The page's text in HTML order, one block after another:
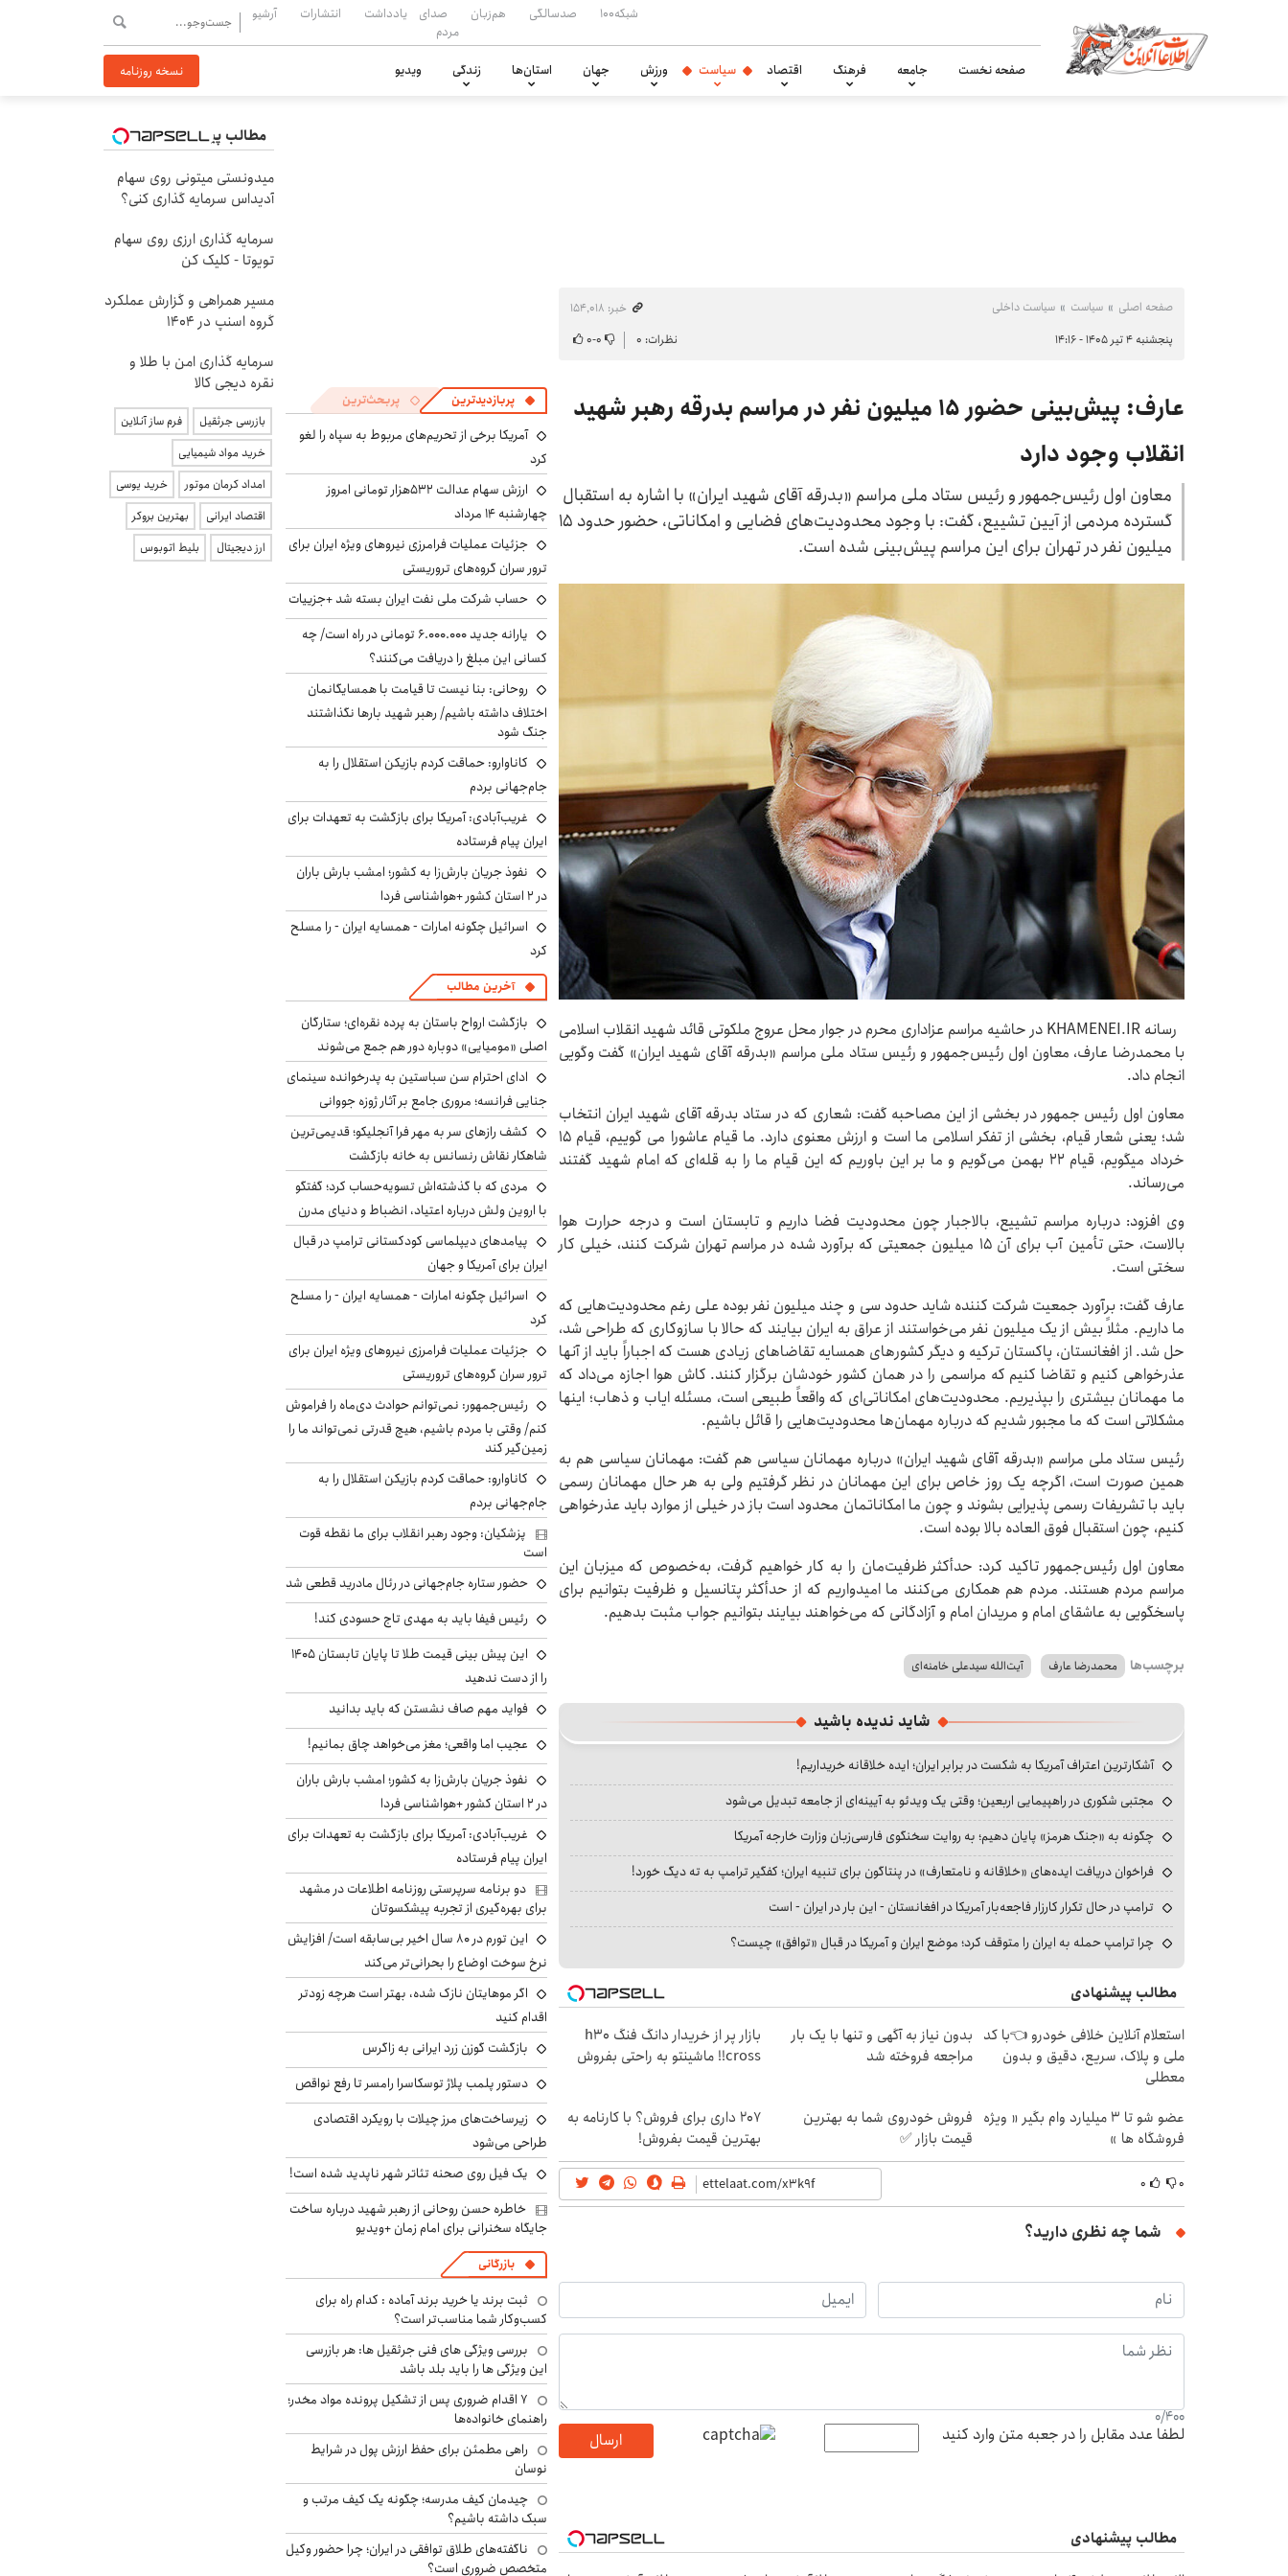
شبکه۱۰۰ صدسالگی هم‌زبان
صدای
مردم
یادداشت انتشارات آرشیو
صفحه نخست جامعه فرهنگ اقتصاد سیاست ورزش جهان استان‌ها زندگی ویدیو نسخه روزنامه
صفحه اصلی سیاست سیاست داخلی
خبر: ۱۵۴٬۰۱۸
پنجشنبه ۴ تیر ۱۴۰۵ - ۱۴:۱۶
نظرات: ۰ ۰-۰
عارف: پیش‌بینی حضور ۱۵ میلیون نفر در مراسم بدرقه رهبر شهید
انقلاب وجود دارد
معاون اول رئیس‌جمهور و رئیس ستاد ملی مراسم «بدرقه آقای شهید ایران» با اشاره به استقبال
گسترده مردمی از آیین تشییع، گفت: با وجود محدودیت‌های فضایی و امکاناتی، حضور حدود ۱۵
میلیون نفر در تهران برای این مراسم پیش‌بینی شده است.
رسانه KHAMENEI.IR در حاشیه مراسم عزاداری محرم در جوار محل عروج ملکوتی قائد شهید انقلاب اسلامی
با محمدرضا عارف، معاون اول رئیس‌جمهور و رئیس ستاد ملی مراسم «بدرقه آقای شهید ایران» گفت وگویی
انجام داد.
معاون اول رئیس جمهور در بخشی از این مصاحبه گفت: شعاری که در ستاد بدرقه آقای شهید ایران انتخاب
شد؛ یعنی شعار قیام، بخشی از تفکر اسلامی ما است و ارزش معنوی دارد. ما قیام عاشورا می گوییم، قیام ۱۵
خرداد میگویم، قیام ۲۲ بهمن می‌گویم و ما بر این باوریم که این قیام ما را به قله‌ای که امام شهید گفتند
می‌رساند.
وی افزود: درباره مراسم تشییع، بالاجبار چون محدودیت فضا داریم و تابستان است و درجه حرارت هوا
بالاست، حتی تأمین آب برای آن ۱۵ میلیون جمعیتی که برآورد شده در مراسم تهران شرکت کنند، خیلی کار
سختی است.
عارف گفت: برآورد جمعیت شرکت کننده شاید حدود سی و چند میلیون نفر بوده علی رغم محدودیت‌هایی که
ما داریم. مثلاً بیش از یک میلیون نفر می‌خواستند از عراق به ایران بیایند که حالا با سازوکاری که طراحی شد،
حل شد. از افغانستان، پاکستان ترکیه و دیگر کشورهای همسایه تقاضاهای زیادی هست که اجباراً باید از آنها
عذرخواهی کنیم و تقاضا کنیم که مراسمی را در همان کشور خودشان برگزار کنند. کاش هوا اجازه می‌داد که
ما مهمانان بیشتری را بپذیریم. محدودیت‌های امکاناتی‌ای که واقعاً طبیعی است، مسئله ایاب و ذهاب؛ اینها
مشکلاتی است که ما مجبور شدیم که درباره مهمان‌ها محدودیت‌هایی را قائل باشیم.
رئیس ستاد ملی مراسم «بدرقه آقای شهید ایران» درباره مهمانان سیاسی هم گفت: مهمانان سیاسی هم به
همین صورت است، اگرچه یک روز خاص برای این مهمانان در نظر گرفتیم ولی به هر حال مهمانان رسمی
باید با تشریفات رسمی پذیرایی بشوند و چون ما امکاناتمان محدود است باز در خیلی از موارد باید عذرخواهی
کنیم، چون استقبال فوق العاده بالا بوده است.
معاون اول رئیس‌جمهور تاکید کرد: حدأکثر ظرفیت‌مان را به کار خواهیم گرفت، به‌خصوص که میزبان این
مراسم مردم هستند. مردم هم همکاری می‌کنند ما امیدواریم که از حدأکثر پتانسیل و ظرفیت بتوانیم برای
پاسخگویی به عاشقای امام و مریدان امام و آزادگانی که می‌خواهند بیایند بتوانیم جواب مثبت بدهیم.
برچسب‌ها محمدرضا عارف آیت‌الله سیدعلی خامنه‌ای
شاید ندیده باشید
آشکارترین اعتراف آمریکا به شکست در برابر ایران؛ ایده خلاقانه خریداریم!
مجتبی شکوری در راهپیمایی اربعین؛ وقتی یک ویدئو به آیینه‌ای از جامعه تبدیل می‌شود
چگونه به «جنگ هرمز» پایان دهیم؛ به روایت سخنگوی فارسی‌زبان وزارت خارجه آمریکا
فراخوان دریافت ایده‌های «خلاقانه و نامتعارف» در پنتاگون برای تنبیه ایران؛ کفگیر ترامپ به ته دیگ خورد!
ترامپ در حال تکرار کارزار فاجعه‌بار آمریکا در افغانستان - این بار در ایران - است
چرا ترامپ حمله به ایران را متوقف کرد؛ موضع ایران و آمریکا در قبال «توافق» چیست؟
مطالب پیشنهادی
استعلام آنلاین خلافی خودرو 👈با کد
ملی و پلاک، سریع، دقیق و بدون
معطلی
بدون نیاز به آگهی و تنها با یک بار
مراجعه فروخته شد
بازار پر از خریدار دانگ فنگ h30
cross!! ماشینتو به راحتی بفروش
عضو شو تا 3 میلیارد وام بگیر « ویژه
فروشگاه ها »
فروش خودروی شما به بهترین
قیمت بازار ✅
207 داری برای فروش؟ با کارنامه به
بهترین قیمت بفروش!
۰ ۰
شما چه نظری دارید؟
0/400
لطفا عدد مقابل را در جعبه متن وارد کنید ارسال
مطالب پیشنهادی
پربازدیدترین پربحث‌ترین
آمریکا برخی از تحریم‌های مربوط به سپاه را لغو
کرد
ارزش سهام عدالت ۵۳۲هزار تومانی امروز
چهارشنبه ۱۴ مرداد
جزئیات عملیات فرامرزی نیروهای ویژه ایران برای
ترور سران گروه‌های تروریستی
حساب‌ شرکت ملی نفت ایران بسته شد +جزییات
یارانه جدید ۶.۰۰۰.۰۰۰ تومانی در راه است/ چه
کسانی این مبلغ را دریافت می‌کنند؟
روحانی: بنا نیست تا قیامت با همسایگانمان
اختلاف داشته باشیم/ رهبر شهید بارها نگذاشتند
جنگ شود
کاناوارو: حماقت کردم بازیکن استقلال را به
جام‌جهانی بردم
غریب‌آبادی: آمریکا برای بازگشت به تعهدات برای
ایران پیام فرستاده
نفوذ جریان بارش‌زا به کشور؛ امشب بارش باران
در ۲ استان کشور +هواشناسی فردا
اسرائیل چگونه امارات - همسایه ایران - را مسلح
کرد
آخرین مطالب
بازگشت ارواح باستان به پرده نقره‌ای؛ ستارگان
اصلی «مومیایی» دوباره دور هم جمع می‌شوند
ادای احترام سن سباستین به پدرخوانده سینمای
جنایی فرانسه؛ مروری جامع بر آثار ژوزه جووانی
کشف رازهای سر به مهر فرا آنجلیکو؛ قدیمی‌ترین
شاهکار نقاش رنسانس به خانه بازگشت
مردی که با گذشته‌اش تسویه‌حساب کرد؛ گفتگو
با اروین ولش درباره اعتیاد، انضباط و دنیای مدرن
پیامدهای دیپلماسی کودکستانی ترامپ در قبال
ایران برای آمریکا و جهان
اسرائیل چگونه امارات - همسایه ایران - را مسلح
کرد
جزئیات عملیات فرامرزی نیروهای ویژه ایران برای
ترور سران گروه‌های تروریستی
رئیس‌جمهور: نمی‌توانم حوادث دی‌ماه را فراموش
کنم/ وقتی با مردم باشیم، هیچ قدرتی نمی‌تواند ما را
زمین‌گیر کند
کاناوارو: حماقت کردم بازیکن استقلال را به
جام‌جهانی بردم
پزشکیان: وجود رهبر انقلاب برای ما نقطه قوت
است
حضور ستاره جام‌جهانی در رئال مادرید قطعی شد
رئیس فیفا باید به مهدی تاج حسودی کند!
این پیش بینی قیمت طلا تا پایان تابستان ۱۴۰۵
را از دست ندهید
فواید مهم صاف نشستن که باید بدانید
عجیب اما واقعی؛ مغز می‌خواهد چاق بمانیم!
نفوذ جریان بارش‌زا به کشور؛ امشب بارش باران
در ۲ استان کشور +هواشناسی فردا
غریب‌آبادی: آمریکا برای بازگشت به تعهدات برای
ایران پیام فرستاده
دو برنامه سرپرستی روزنامه اطلاعات در مشهد
برای بهره‌گیری از تجربه پیشکسوتان
این تورم در ۸۰ سال اخیر بی‌سابقه است/ افزایش
نرخ سوخت اوضاع را بحرانی‌تر می‌کند
اگر موهایتان نازک شده، بهتر است هرچه زودتر
اقدام کنید
بازگشت گوزن زرد ایرانی به زاگرس
دستور پلمب پلاژ توسکاسرا رامسر تا رفع نواقص
زیرساخت‌های مرز چیلات با رویکرد اقتصادی
طراحی می‌شود
یک فیل روی صحنه تئاتر شهر ناپدید شده است!
خاطره حسن روحانی از رهبر شهید درباره ساخت
جایگاه سخنرانی برای امام زمان +ویدیو
بازرگانی
ثبت برند یا خرید برند آماده : کدام راه برای
کسب‌وکار شما مناسب‌تر است؟
بررسی ویژگی های فنی جرثقیل ها: هر بازرسی
این ویژگی ها را باید بلد باشد
۷ اقدام ضروری پس از تشکیل پرونده مواد مخدر؛
راهنمای خانواده‌ها
راهی مطمئن برای حفظ ارزش پول در شرایط
نوسان
چیدمان کیف مدرسه؛ چگونه یک کیف مرتب و
سبک داشته باشیم؟
ناگفته‌های طلاق توافقی در ایران؛ چرا حضور وکیل
متخصص ضروری است؟
مطالب پیشنهادی
میدونستی میتونی روی سهام
آدیداس سرمایه گذاری کنی؟
سرمایه گذاری ارزی روی سهام
تویوتا - کلیک کن
مسیر همراهی و گزارش عملکرد
گروه اسنپ در ۱۴۰۴
سرمایه گذاری امن با طلا و
نقره دیجی کالا
بازرسی جرثقیل
فرم ساز آنلاین
خرید مواد شیمیایی
امداد کرمان موتور
خرید یوسی
اقتصاد ایرانی
بهترین بروکر
ارز دیجیتال
بلیط اتوبوس